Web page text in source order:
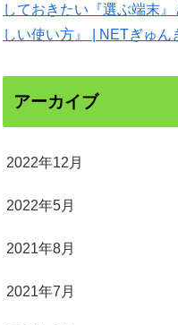
しておきたい『選ぶ端末
しい使い方』 | NETぎゅん
アーカイブ
2022年12月
2022年5月
2021年8月
2021年7月